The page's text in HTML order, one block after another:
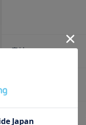
素材
注意点